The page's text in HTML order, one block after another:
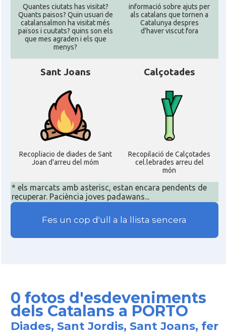
Quantes ciutats has visitat?
Quants paisos? Quin usuari de
catalansalmon ha visitat més
països i cuutats? quins son els
que mes agraden i els que
menys?
informació sobre ajuts per
als catalans que tornen a
Catalunya despres
d'haver viscut fora
Sant Joans
Recopliacio de diades de Sant
Joan d'arreu del móm
Calçotades
Recopilació de Calçotades
cel.lebrades arreu del
món
* els marcats amb asterisc, estan encara pendents de
recuperar. Paciència joves padawans...
Fes un cop d'ull a la llista sencera
0 fotos d'esdeveniments
dels Catalans a PORTO
Diades, Sant Jordis, Sant Joans, fer